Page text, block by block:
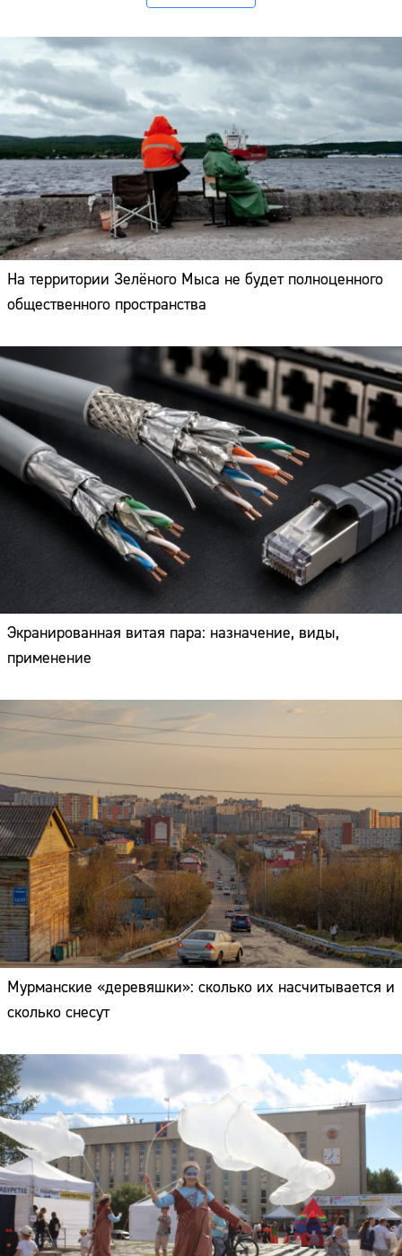
На территории Зелёного Мыса не будет полноценного
общественного пространства
Экранированная витая пара: назначение, виды,
применение
Мурманские «деревяшки»: сколько их насчитывается и
сколько снесут